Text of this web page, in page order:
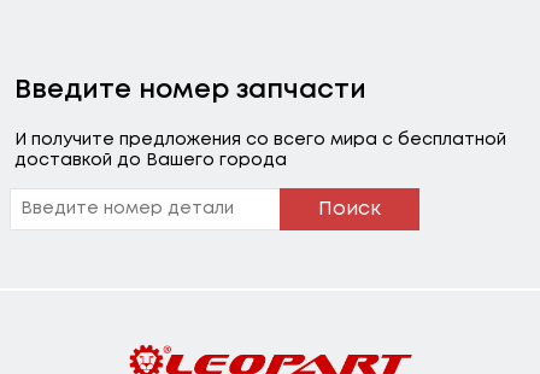
Введите номер запчасти
И получите предложения со всего мира с бесплатной
доставкой до Вашего города
Поиск